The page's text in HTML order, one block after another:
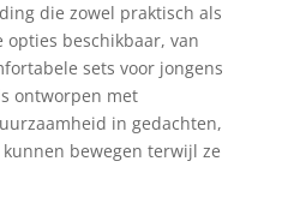
die zowel praktisch als
beschikbaar, van
sets voor jongens
ontworpen met
in gedachten,
bewegen terwijl ze